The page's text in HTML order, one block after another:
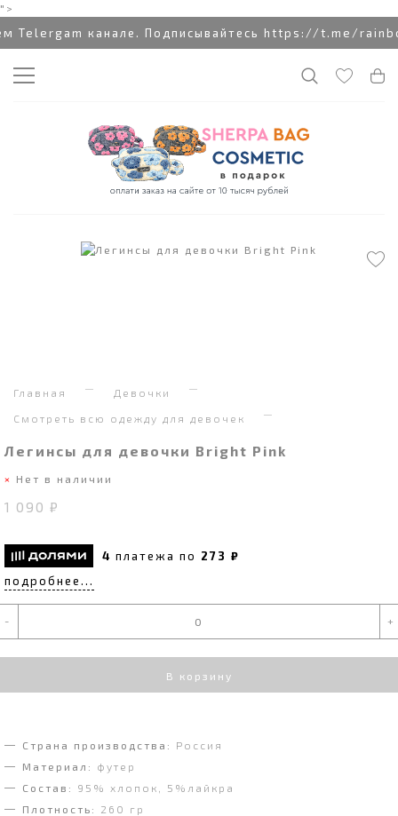
">
Telergam канале. Подписывайтесь https://t.me/
Главная Девочки
Смотреть всю одежду для девочек
Легинсы для девочки Bright Pink
Нет в наличии
1 090 ₽
4 платежа по 273 ₽
подробнее...
- +
В корзину
Страна производства:
Россия
Материал:
футер
Состав:
95% хлопок, 5%лайкра
Плотность:
260 гр